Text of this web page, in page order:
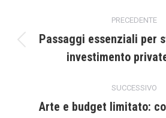
tra
PRECEDENTE
Post
Passaggi essenziali per
investimento
SUCCESSIVO
Arte e budget limitato: